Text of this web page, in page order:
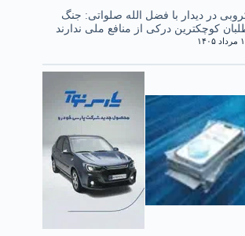
در دیدار با فضل الله صلواتی: جنگ
کوچکترین درکی از منافع ملی ندارند
۱۴۰۵